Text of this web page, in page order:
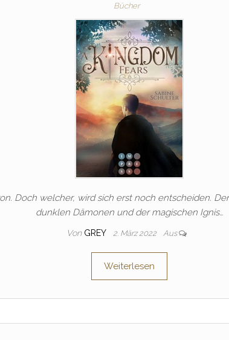
Bücher
Doch welcher, wird sich erst noch entscheiden.
dunklen Dämonen und der magischen Ignis…
Von GREY 2. März 2022 Aus
Weiterlesen